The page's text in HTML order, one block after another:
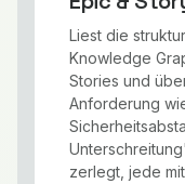
Liest die
Knowledge
Stories und
Anforderung
zerlegt, jede